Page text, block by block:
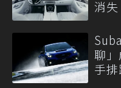
消失
聊
手排